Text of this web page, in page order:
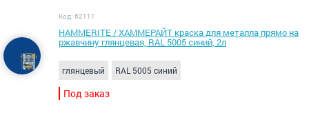
Код: 62111
HAMMERITE / ХАММЕРАЙТ краска для металла прямо на
ржавчину глянцевая, RAL 5005 синий, 2л
глянцевый RAL 5005 синий
Под заказ